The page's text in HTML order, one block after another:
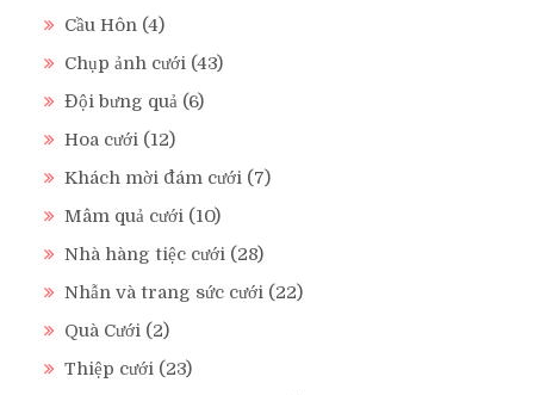
Cầu Hôn (4)
Chụp ảnh cưới (43)
Đội bưng quả (6)
Hoa cưới (12)
Khách mời đám cưới (7)
Mâm quả cưới (10)
Nhà hàng tiệc cưới (28)
Nhẫn và trang sức cưới (22)
Quà Cưới (2)
Thiệp cưới (23)